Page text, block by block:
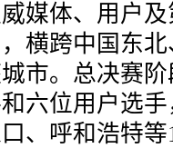
体、用户及
横跨中国东
市。总决赛
六位用户选
、呼和浩特